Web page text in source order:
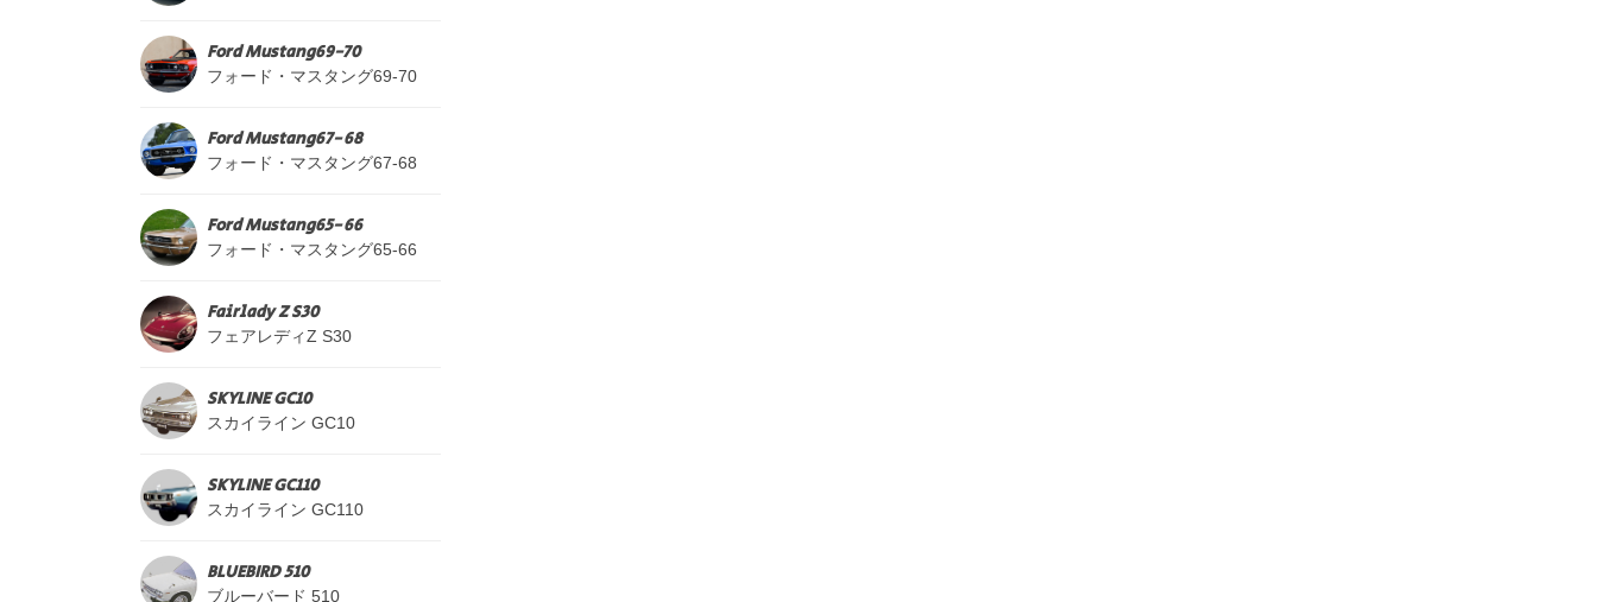
Ford Mustang69-70
フォード・マスタング69-70
Ford Mustang67-68
フォード・マスタング67-68
Ford Mustang65-66
フォード・マスタング65-66
Fairlady Z S30
フェアレディZ S30
SKYLINE GC10
スカイライン GC10
SKYLINE GC110
スカイライン GC110
BLUEBIRD 510
ブルーバード 510